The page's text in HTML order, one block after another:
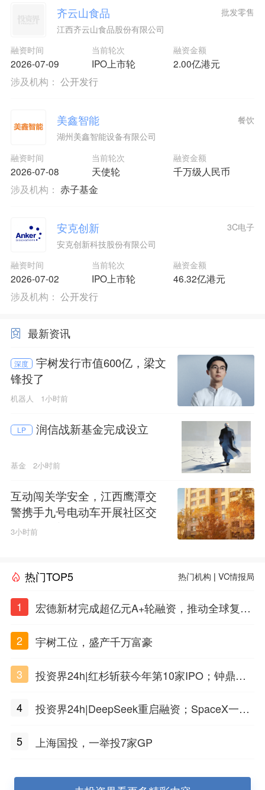
齐云山食品
江西齐云山食品股份有限公司
融资时间
2026-07-09
当前轮次
IPO上市轮
融资金额
2.00亿港元
批发零售
涉及机构： 公开发行
美鑫智能
湖州美鑫智能设备有限公司
融资时间
2026-07-08
当前轮次
天使轮
融资金额
千万级人民币
餐饮
涉及机构： 赤子基金
安克创新
安克创新科技股份有限公司
融资时间
2026-07-02
当前轮次
IPO上市轮
融资金额
46.32亿港元
3C电子
涉及机构： 公开发行
最新资讯
深度
宇树发行市值600亿，梁文
锋投了
机器人 1小时前
LP 润信战新基金完成设立
基金 2小时前
互动闯关学安全，江西鹰潭交
警携手九号电动车开展社区交
通安全科普活动
3小时前
热门TOP5 热门机构 |VC情报局
1
宏德新材完成超亿元A+轮融资，推动全球复合
2
宇树工位，盛产千万富豪
3
投资界24h|红杉斩获今年第10家IPO；钟鼎投
水
4
投资界24h|DeepSeek重启融资；SpaceX一夜
5
上海国投，一举投7家GP